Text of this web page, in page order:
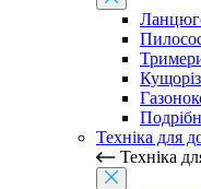
Техніка для
Техніка